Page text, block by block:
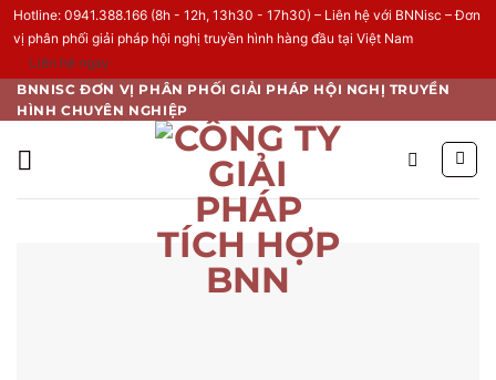
Hotline: 0941.388.166 (8h - 12h, 13h30 - 17h30) – Liên hệ với BNNisc – Đơn
vị phân phối giải pháp hội nghị truyền hình hàng đầu tại Việt Nam
Liên hệ ngay
Skip
to
content
BNNISC ĐƠN VỊ PHÂN PHỐI GIẢI PHÁP HỘI NGHỊ TRUYỀN
HÌNH CHUYÊN NGHIỆP